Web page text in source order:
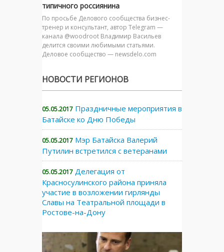
типичного россиянина
По просьбе Делового сообщества бизнес-
тренер и консультант, автор Telegram —
канала @woodroot Владимир Васильев
делится своими любимыми статьями.
Деловое сообщество — newsdelo.com
НОВОСТИ РЕГИОНОВ
05.05.2017 Праздничные мероприятия в
Батайске ко Дню Победы
05.05.2017 Мэр Батайска Валерий
Путилин встретился с ветеранами
05.05.2017 Делегация от
Красносулинского района приняла
участие в возложении гирлянды
Славы на Театральной площади в
Ростове-на-Дону